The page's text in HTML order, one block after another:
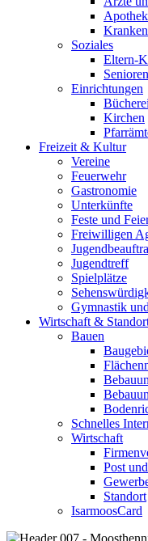
Soziales
Eltern-
Senioren
Einrichtungen
Bücherei
Kirchen
Freizeit & Kultur
Vereine
Feuerwehr
Gastronomie
Unterkünfte
Feste und
Freiwilligen
Jugendtreff
Spielplätze
Gymnastik
Wirtschaft &
Bauen
Schnelles
Wirtschaft
Post
Standort
IsarmoosCard